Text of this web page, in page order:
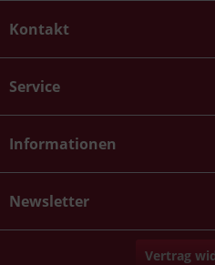
Kontakt
Service
Informationen
Newsletter
Vertrag